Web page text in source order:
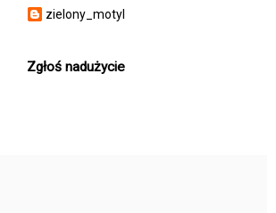
zielony_motyl
Zgłoś nadużycie